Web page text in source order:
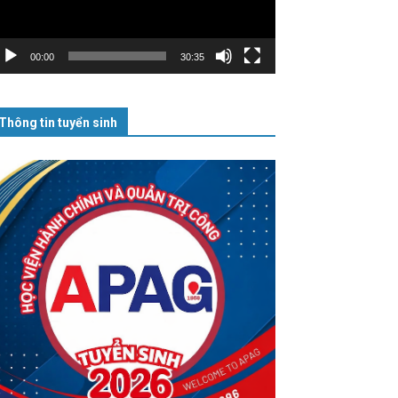
00:00 30:35
Thông tin tuyển sinh